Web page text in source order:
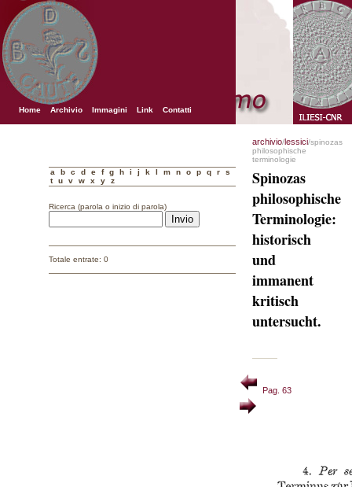
Home Archivio Immagini Link Contatti
a b c d e f g h i j k l m n o p q r
s
t
u v w x y z
Ricerca (parola o inizio di parola)
Totale entrate: 0
archivio/lessici/spinozas
philosophische
terminologie
Spinozas
philosophische
Terminologie:
historisch
und
immanent
kritisch
untersucht.
Pag. 63